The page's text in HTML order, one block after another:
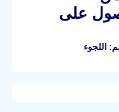
على
اللجوء